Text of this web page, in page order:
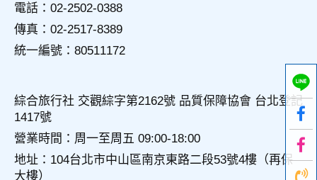
料，相關處理人員皆簽有保密合約，如有違反保密義務者，將
會受到相關的法律處分。
如因業務需要有必要委託其他單位提供服務時，本網站亦會嚴
格要求其遵守保密義務，並且採取必要檢查程序以確定其將確
四、網站對外的相關連結
本網站的網頁提供其他網站的網路連結，您也可經由本網站所
提供的連結，點選進入其他網站。但該連結網站不適用本網站
的隱私權保護政策，您必須參考該連結網站中的隱私權保護政
電話：02-2502-0388
傳真：02-2517-8389
統一編號：80511172
綜合旅行社 交觀綜字第2162號 品質保障協會 台北登記
1417號
營業時間：周一至周五 09:00-18:00
地址：104台北市中山區南京東路二段53號4樓（再保
大樓）